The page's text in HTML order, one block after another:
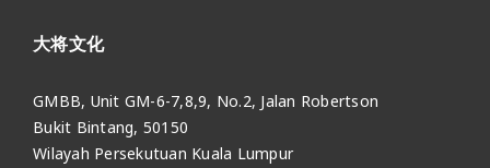
大将文化
GMBB, Unit GM-6-7,8,9, No.2, Jalan Robertson
Bukit Bintang, 50150
Wilayah Persekutuan Kuala Lumpur